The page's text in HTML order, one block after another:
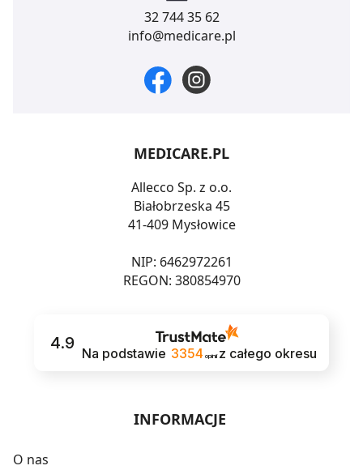
32 744 35 62
info@medicare.pl
MEDICARE.PL
Allecco Sp. z o.o.
Białobrzeska 45
41-409 Mysłowice
NIP: 6462972261
REGON: 380854970
4.9
Na podstawie 3354 opinii z całego okresu
INFORMACJE
O nas